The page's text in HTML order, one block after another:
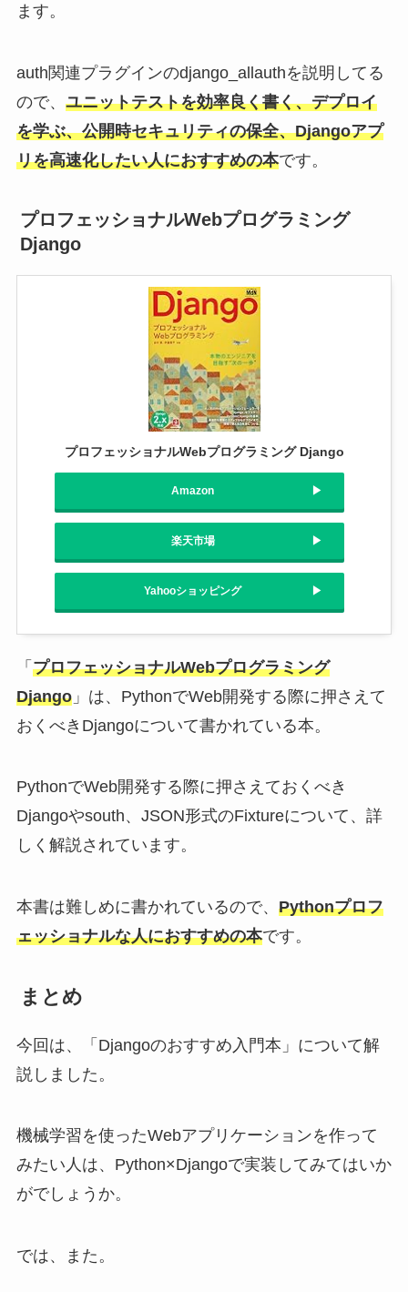
ます。
auth関連プラグインのdjango_allauthを説明してる
ので、 ユニットテストを効率良く書く、デプロイ
を学ぶ、公開時セキュリティの保全、Djangoアプ
リを高速化したい人におすすめの本です。
プロフェッショナルWebプログラミング
Django
プロフェッショナルWebプログラミング Django
Amazon
楽天市場
Yahooショッピング
「 プロフェッショナルWebプログラミング
Django」は、PythonでWeb開発する際に押さえて
おくべきDjangoについて書かれている本。
PythonでWeb開発する際に押さえておくべき
Djangoやsouth、JSON形式のFixtureについて、詳
しく解説されています。
本書は難しめに書かれているので、 Pythonプロフ
ェッショナルな人におすすめの本です。
まとめ
今回は、「Djangoのおすすめ入門本」について解
説しました。
機械学習を使ったWebアプリケーションを作って
みたい人は、Python×Djangoで実装してみてはいか
がでしょうか。
では、また。